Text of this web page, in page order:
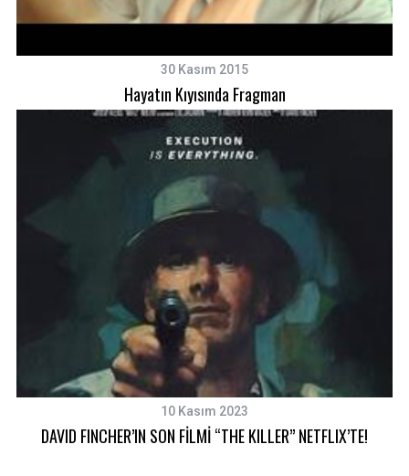
30 Kasım 2015
Hayatın Kıyısında Fragman
10 Kasım 2023
DAVID FINCHER’IN SON FİLMİ “THE KILLER” NETFLIX’TE!